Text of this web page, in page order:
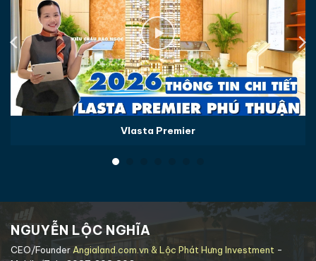
Vlasta Premier
NGUYỄN LỘC NGHĨA
CEO/Founder Angialand.com.vn & Lộc Phát Hưng Investment -